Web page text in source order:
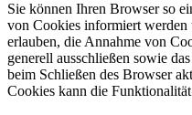
Sie können Ihren Browser so
von Cookies informiert
erlauben, die Annahme von
generell ausschließen sowie
beim Schließen des Browser
Cookies kann die